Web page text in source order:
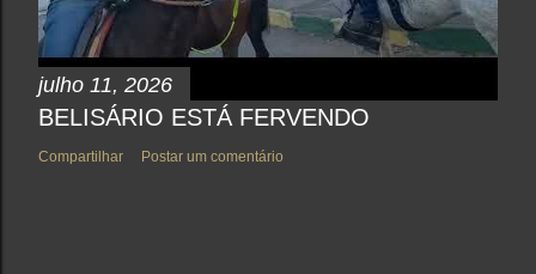
julho 11, 2026
BELISÁRIO ESTÁ FERVENDO
Compartilhar Postar um comentário